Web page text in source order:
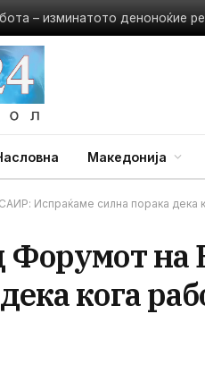
Македонија
Испраќаме силна порака
Форумот
кога